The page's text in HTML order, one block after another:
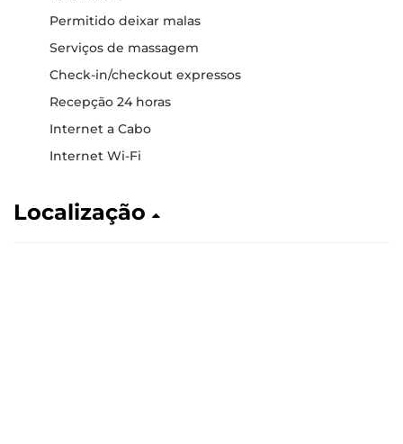
Permitido deixar malas
Serviços de massagem
Check-in/checkout expressos
Recepção 24 horas
Internet a Cabo
Internet Wi-Fi
Localização